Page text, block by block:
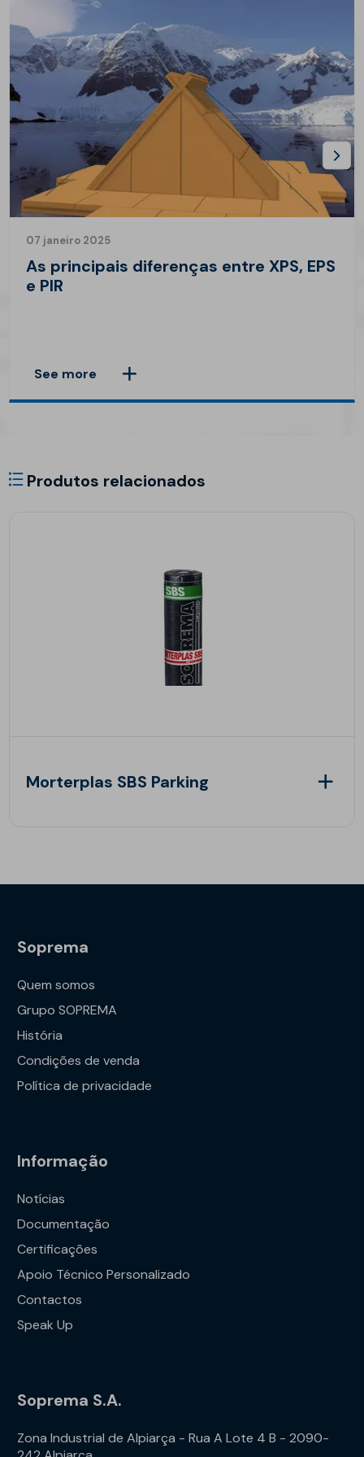
07 janeiro 2025
As principais diferenças entre XPS, EPS
e PIR
See more
Produtos relacionados
Morterplas SBS Parking
Soprema
Quem somos
Grupo SOPREMA
História
Condições de venda
Política de privacidade
Informação
Notícias
Documentação
Certificações
Apoio Técnico Personalizado
Contactos
Speak Up
Soprema S.A.
Zona Industrial de Alpiarça - Rua A Lote 4 B - 2090-